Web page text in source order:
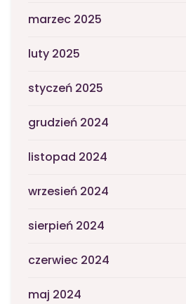
marzec 2025
luty 2025
styczeń 2025
grudzień 2024
listopad 2024
wrzesień 2024
sierpień 2024
czerwiec 2024
maj 2024